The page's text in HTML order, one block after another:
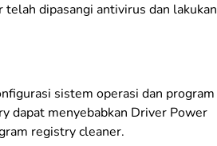
dipasangi antivirus dan lakukan
sistem operasi dan program
dapat menyebabkan Driver Power
registry cleaner.